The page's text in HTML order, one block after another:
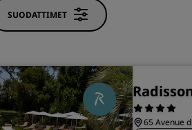
SUODATTIMET
65 Avenue